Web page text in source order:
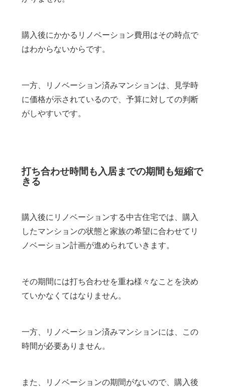
購入後にかかるリノベーション費用はその時点で
はわからないからです。
一方、リノベーション済みマンションは、見学時
に価格が示されているので、予算に対しての判断
がしやすいです。
打ち合わせ時間も入居までの期間も短縮で
きる
購入後にリノベーションする中古住宅では、購入
したマンションの状態と家族の希望に合わせてリ
ノベーション計画が進められていきます。
その期間には打ち合わせを重ね様々なことを決め
ていかなくてはなりません。
一方、リノベーション済みマンションには、この
時間が必要ありません。
また、リノベーションの期間がないので、購入後